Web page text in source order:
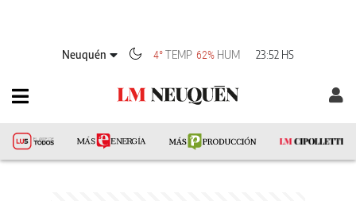
Neuquén 4°TEMP 62% HUM 23:52 HS